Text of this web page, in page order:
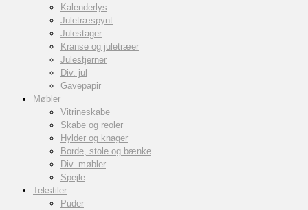
Kalenderlys
Juletræspynt
Julestager
Kranse og juletræer
Julestjerner
Div. jul
Gavepapir
Møbler
Vitrineskabe
Skabe og reoler
Hylder og knager
Borde, stole og bænke
Div. møbler
Spejle
Tekstiler
Puder